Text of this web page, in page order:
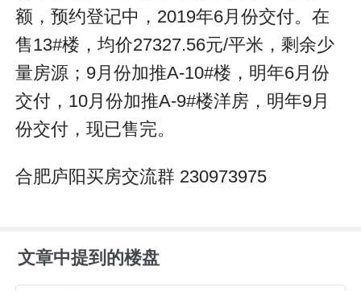
额，预约登记中，2019年6月份交付。在
售13#楼，均价27327.56元/平米，剩余少
量房源；9月份加推A-10#楼，明年6月份
交付，10月份加推A-9#楼洋房，明年9月
份交付，现已售完。
合肥庐阳买房交流群 230973975
文章中提到的楼盘